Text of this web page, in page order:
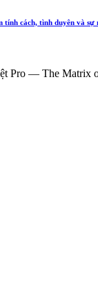
tính cách, tình duyên và sự
Pro — The Matrix